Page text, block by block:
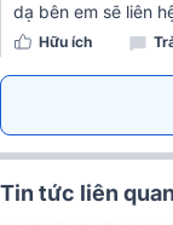
dạ bên em sẽ liên
Hữu ích
Tin tức liên quan